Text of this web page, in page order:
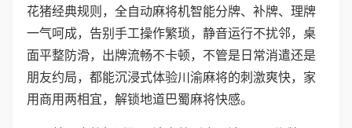
花猪经典规则，全自动麻将机智能分牌、补牌、理牌
一气呵成，告别手工操作繁琐，静音运行不扰邻，桌
面平整防滑，出牌流畅不卡顿，不管是日常消遣还是
朋友约局，都能沉浸式体验川渝麻将的刺激爽快，家
用商用两相宜，解锁地道巴蜀麻将快感。